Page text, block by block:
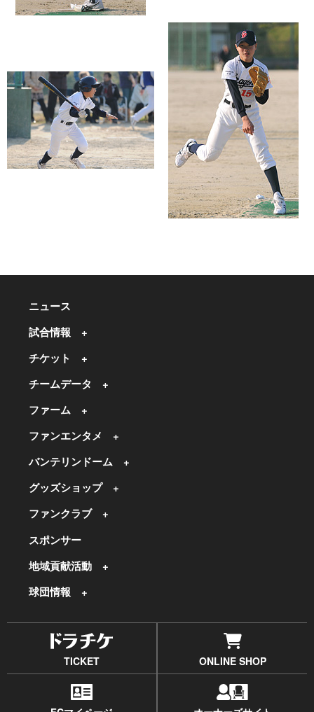
ニュース
試合情報
チケット
チームデータ
ファーム
ファンエンタメ
バンテリンドーム
グッズショップ
ファンクラブ
スポンサー
地域貢献活動
球団情報
TICKET ONLINE SHOP